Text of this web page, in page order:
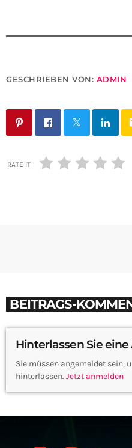
GESCHRIEBEN VON: ADMIN
RATE IT
BEITRAGS-
Hinterlassen Sie
Sie müssen angemeldet sein,
hinterlassen. Jetzt anmelden